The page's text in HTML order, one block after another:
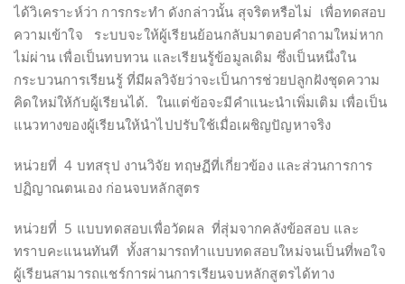
ได้วิเคราะห์ว่า การกระทำ ดังกล่าวนั้น สุจริตหรือไม่ เพื่อทดสอบ
ความเข้าใจ ระบบจะให้ผู้เรียนย้อนกลับมาตอบคำถามใหม่หาก
ไม่ผ่าน เพื่อเป็นทบทวน และเรียนรู้ข้อมูลเดิม ซึ่งเป็นหนึ่งใน
กระบวนการเรียนรู้ ที่มีผลวิจัยว่าจะเป็นการช่วยปลูกฝังชุดความ
คิดใหม่ให้กับผู้เรียนได้. ในแต่ข้อจะมีคำแนะนำเพิ่มเติม เพื่อเป็น
แนวทางของผู้เรียนให้นำไปปรับใช้เมื่อเผชิญปัญหาจริง
หน่วยที่ 4 บทสรุป งานวิจัย ทฤษฏีที่เกี่ยวข้อง และส่วนการการ
ปฏิญาณตนเอง ก่อนจบหลักสูตร
หน่วยที่ 5 แบบทดสอบเพื่อวัดผล ที่สุ่มจากคลังข้อสอบ และ
ทราบคะแนนทันที ทั้งสามารถทำแบบทดสอบใหม่จนเป็นที่พอใจ
ผู้เรียนสามารถแชร์การผ่านการเรียนจบหลักสูตรได้ทาง